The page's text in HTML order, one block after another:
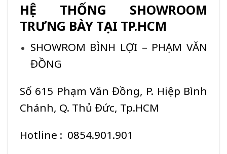
HỆ THỐNG SHOWROOM
TRƯNG BÀY TẠI TP.HCM
SHOWROM BÌNH LỢI – PHẠM VĂN
ĐỒNG
Số 615 Phạm Văn Đồng, P. Hiệp Bình
Chánh, Q. Thủ Đức, Tp.HCM
Hotline : 0854.901.901